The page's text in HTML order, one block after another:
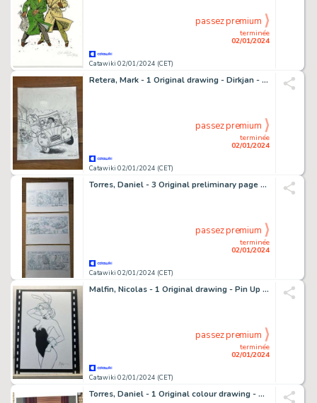
Catawiki 02/01/2024 (CET)
terminée
02/01/2024
passez premium
Retera, Mark - 1 Original drawing - Dirkjan - Frans wilde naar de sauna - 2020
Catawiki 02/01/2024 (CET)
terminée
02/01/2024
passez premium
Torres, Daniel - 3 Original preliminary page - Roco Vargas - Paseando con monstruos - 2004
Catawiki 02/01/2024 (CET)
terminée
02/01/2024
passez premium
Malfin, Nicolas - 1 Original drawing - Pin Up - Bunny Girl - 2023
Catawiki 02/01/2024 (CET)
terminée
02/01/2024
passez premium
Torres, Daniel - 1 Original colour drawing - Security Management - Online research - 2004